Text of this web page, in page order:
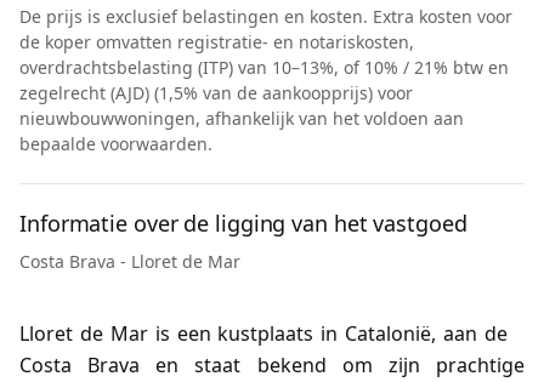
De prijs is exclusief belastingen en kosten. Extra kosten voor
de koper omvatten registratie- en notariskosten,
overdrachtsbelasting (ITP) van 10–13%, of 10% / 21% btw en
zegelrecht (AJD) (1,5% van de aankoopprijs) voor
nieuwbouwwoningen, afhankelijk van het voldoen aan
bepaalde voorwaarden.
Informatie over de ligging van het vastgoed
Costa Brava - Lloret de Mar
Lloret de Mar is een kustplaats in Catalonië, aan de
Costa Brava en staat bekend om zijn prachtige